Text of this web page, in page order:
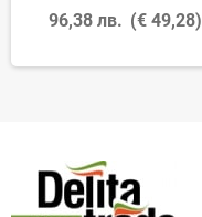
96,38 лв. (€ 49,28)